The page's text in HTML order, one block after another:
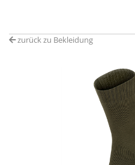
zurück zu Bekleidung